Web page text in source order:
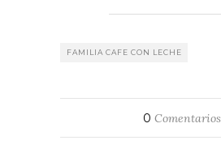
FAMILIA CAFE CON LECHE
0 Comentarios